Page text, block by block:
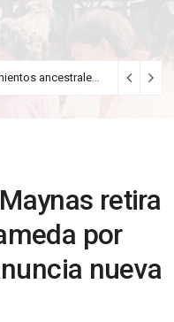
retira
por
nueva